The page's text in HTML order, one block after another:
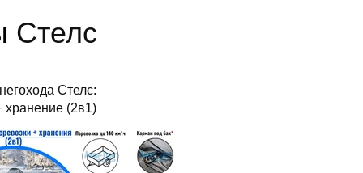
Стелс
Стелс:
хранение (2в1)